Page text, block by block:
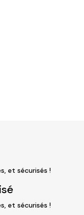
et sécurisés !
et sécurisés !